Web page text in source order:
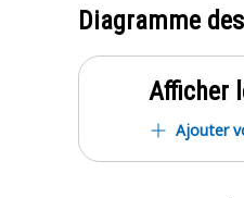
Diagramme
Afficher
Ajouter